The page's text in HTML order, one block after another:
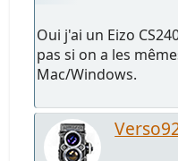
Oui j'ai un Eizo
pas si on a les
Mac/Windows.